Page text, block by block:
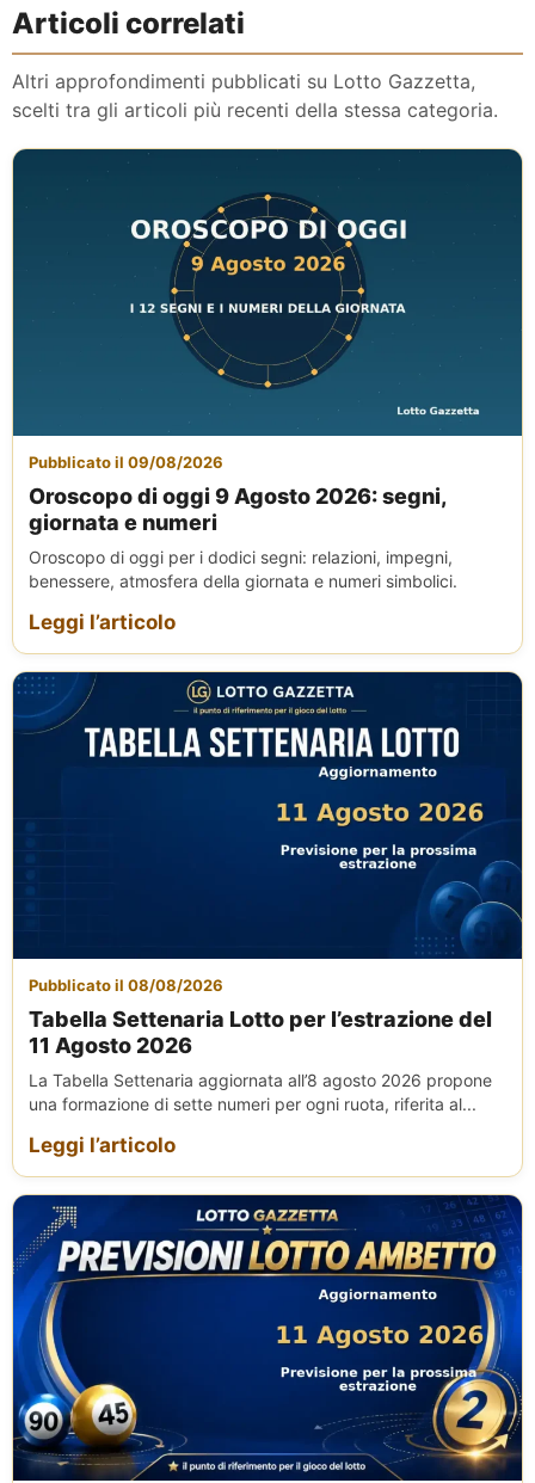
Articoli correlati
Altri approfondimenti pubblicati su Lotto Gazzetta,
scelti tra gli articoli più recenti della stessa categoria.
Pubblicato il 09/08/2026
Oroscopo di oggi 9 Agosto 2026: segni,
giornata e numeri
Oroscopo di oggi per i dodici segni: relazioni, impegni,
benessere, atmosfera della giornata e numeri simbolici.
Leggi l’articolo
Pubblicato il 08/08/2026
Tabella Settenaria Lotto per l’estrazione del
11 Agosto 2026
La Tabella Settenaria aggiornata all’8 agosto 2026 propone
una formazione di sette numeri per ogni ruota, riferita al...
Leggi l’articolo